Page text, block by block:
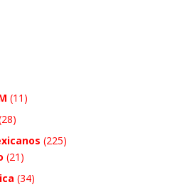
(11)
(225)
(21)
(34)